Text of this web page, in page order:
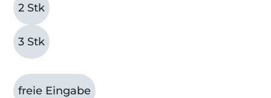
2 Stk
3 Stk
freie Eingabe